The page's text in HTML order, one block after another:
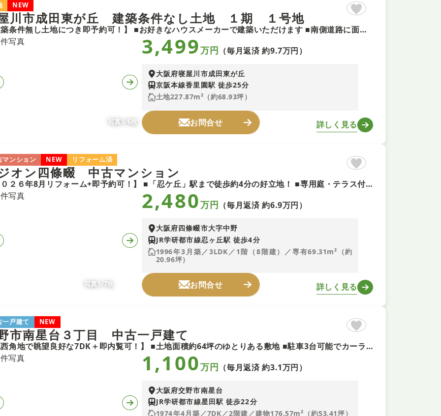
NEW
川市成田東が丘 建築条件なし土地 １期 １号地
【建築条件無し土地につき即予約可！】 ■お好きなハウスメーカーで建築いただけます ■南側道路に面した広々とした敷地で陽当りも良好 ■第五小学校や第六中学校が近くお子様の通学も安心な立地
写真1/6枚
3,499万円 （毎月返済 約9.7万円）
大阪府寝屋川市成田東が丘
京阪本線香里園駅 徒歩25分
土地227.87m²（約68.93坪）
お問合せ 詳しく見る
マンション NEW リフォーム済
オン四條畷 中古マンション
【２０２６年8月リフォーム+即予約可！】 ■「忍ケ丘」駅まで徒歩約4分の好立地！ ■専用庭・テラス付き！ ■食洗器・浴室乾燥機・浄水器付きで設備充実！
写真1/7枚
2,480万円 （毎月返済 約6.9万円）
大阪府四條畷市大字中野
JR学研都市線忍ヶ丘駅 徒歩4分
1996年3月築／3LDK／1階（8階建）／専有69.31m²（約
20.96坪）
お問合せ 詳しく見る
一戸建て NEW
市南星台３丁目 中古一戸建て
【北西角地で眺望良好な7DK＋即内覧可！】 ■土地面積約64坪のゆとりある敷地 ■駐車3台可能でカーライフも快適 ■全居室6帖以上のゆったりとした間取り ■ワイドバルコニーは趣味のスペースにも
1,100万円 （毎月返済 約3.1万円）
大阪府交野市南星台
JR学研都市線星田駅 徒歩22分
1974年4月築／7DK／2階建／建物176.57m²（約53.41坪）